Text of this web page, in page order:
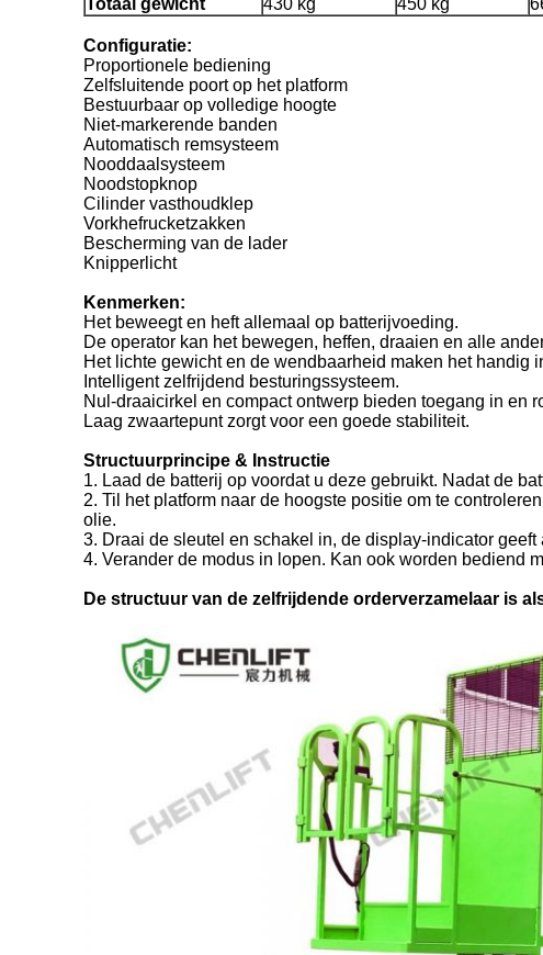
Totaal gewicht
430 kg 450 kg
Configuratie:
Proportionele bediening
Zelfsluitende poort op het platform
Bestuurbaar op volledige hoogte
Niet-markerende banden
Automatisch remsysteem
Nooddaalsysteem
Noodstopknop
Cilinder vasthoudklep
Vorkhefrucketzakken
Bescherming van de lader
Knipperlicht
Kenmerken:
Het beweegt en heft allemaal op batterijvoeding.
De operator kan het bewegen, heffen, draaien en alle
Het lichte gewicht en de wendbaarheid maken het handig
Intelligent zelfrijdend besturingssysteem.
Nul-draaicirkel en compact ontwerp bieden toegang in en
Laag zwaartepunt zorgt voor een goede stabiliteit.
Structuurprincipe & Instructie
1. Laad de batterij op voordat u deze gebruikt. Nadat de
2. Til het platform naar de hoogste positie om te
olie.
3. Draai de sleutel en schakel in, de display-indicator
4. Verander de modus in lopen. Kan ook worden bediend
De structuur van de zelfrijdende orderverzamelaar is